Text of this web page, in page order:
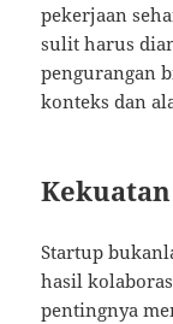
pekerjaan
sulit harus
pengurangan
konteks dan
Startup
hasil
pentingnya